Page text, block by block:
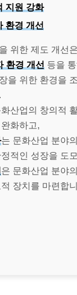
지원 강화
환경 개선
위한 제도 개선은
환경 개선 등을
을 위한 환경을
산업의 창의적
화하고,
는 문화산업 분야
적인 성장을 도
은 문화산업 분야
장치를 마련합